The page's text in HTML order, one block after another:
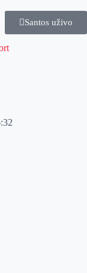
Santos uživo